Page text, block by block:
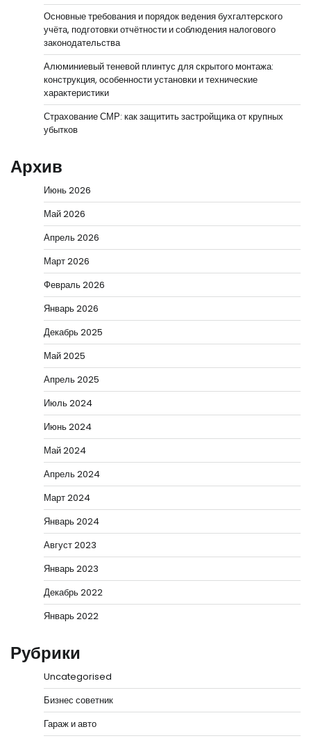
Основные требования и порядок ведения бухгалтерского
учёта, подготовки отчётности и соблюдения налогового
законодательства
Алюминиевый теневой плинтус для скрытого монтажа:
конструкция, особенности установки и технические
характеристики
Страхование СМР: как защитить застройщика от крупных
убытков
Архив
Июнь 2026
Май 2026
Апрель 2026
Март 2026
Февраль 2026
Январь 2026
Декабрь 2025
Май 2025
Апрель 2025
Июль 2024
Июнь 2024
Май 2024
Апрель 2024
Март 2024
Январь 2024
Август 2023
Январь 2023
Декабрь 2022
Январь 2022
Рубрики
Uncategorised
Бизнес советник
Гараж и авто